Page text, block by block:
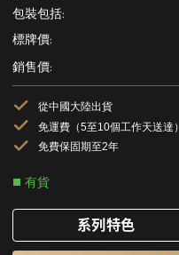
包裝包括:
標牌價:
銷售價:
從中國大陸出貨
免運費（5至10個工作天送達）
免費保固期至2年
有貨
系列特色